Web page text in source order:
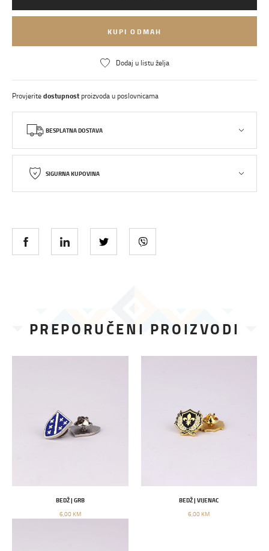
KUPI ODMAH
Dodaj u listu želja
Provjeritedostupnostproizvoda u poslovnicama
BESPLATNA DOSTAVA
SIGURNA KUPOVINA
PREPORUČENI PROIZVODI
BEDŽ | GRB
6,00 KM
BEDŽ | VIJENAC
6,00 KM